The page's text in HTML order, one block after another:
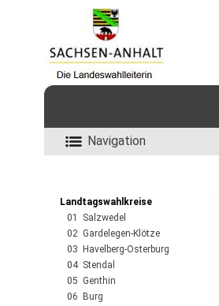
Navigation
Landtagswahlkreise
01 Salzwedel
02 Gardelegen-Klötze
03 Havelberg-Osterburg
04 Stendal
05 Genthin
06 Burg